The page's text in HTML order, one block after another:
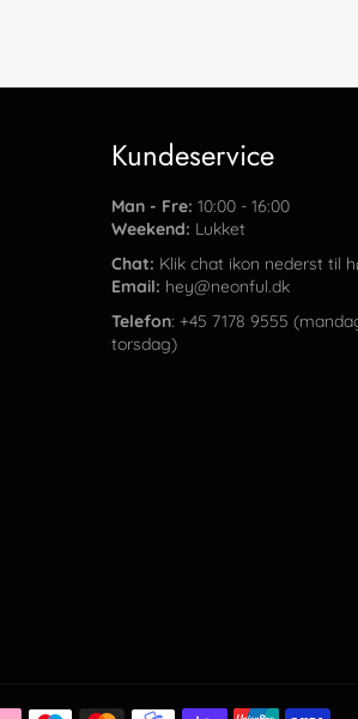
Kundeservice
Man - Fre: 10:00 - 16:00
Weekend: Lukket
Chat: Klik chat ikon nederst til
Email: hey@neonful.dk
Telefon: +45 7178 9555
torsdag)